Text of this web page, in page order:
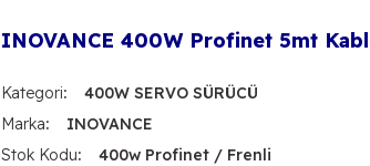
INOVANCE 400W Profinet 5mt
Kategori
400W SERVO SÜRÜCÜ
Marka
INOVANCE
Stok Kodu
400w Profinet / Frenli